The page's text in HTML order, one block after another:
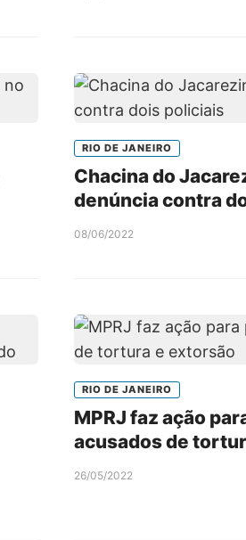
RIO DE JANEIRO
Chacina do
denúncia contra
08/06/2022
RIO DE JANEIRO
MPRJ faz ação
acusados de
26/05/2022